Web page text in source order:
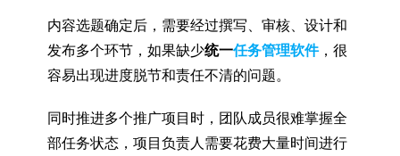
内容选题确定后，需要经过撰写、审核、设计和
发布多个环节，如果缺少统一任务管理软件，很
容易出现进度脱节和责任不清的问题。
同时推进多个推广项目时，团队成员很难掌握全
部任务状态，项目负责人需要花费大量时间进行